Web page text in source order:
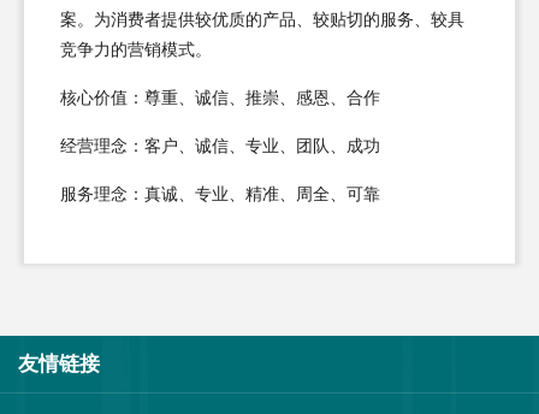
案。为消费者提供较优质的产品、较贴切的服务、较具
竞争力的营销模式。
核心价值：尊重、诚信、推崇、感恩、合作
经营理念：客户、诚信、专业、团队、成功
服务理念：真诚、专业、精准、周全、可靠
友情链接